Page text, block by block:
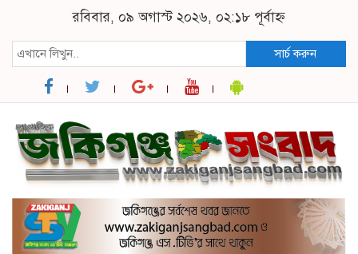
রবিবার, ০৯ অগাস্ট ২০২৬, ০২:১৮ পূর্বাহ্ন
সার্চ করুন